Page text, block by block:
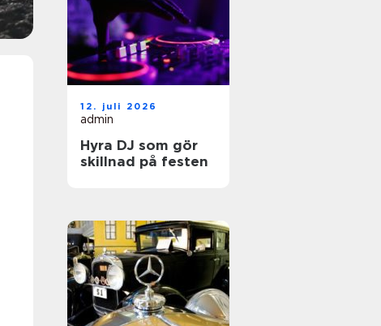
12. juli 2026
admin
Hyra DJ som gör
skillnad på festen